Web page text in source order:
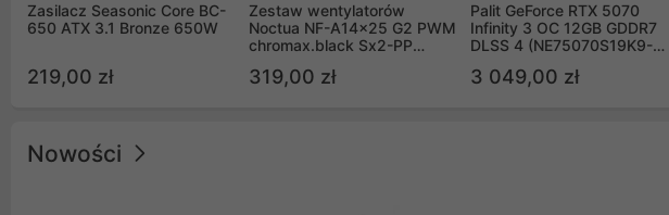
Zasilacz Seasonic Core BC-
650 ATX 3.1 Bronze 650W
219,00 zł
Zestaw wentylatorów
Noctua NF-A14x25 G2 PWM
chromax.black Sx2-PP
(2szt)
319,00 zł
Palit GeForce RTX 5070
Infinity 3 OC 12GB GDDR7
DLSS 4 (NE75070S19K9-
3 049,00 zł
Nowości